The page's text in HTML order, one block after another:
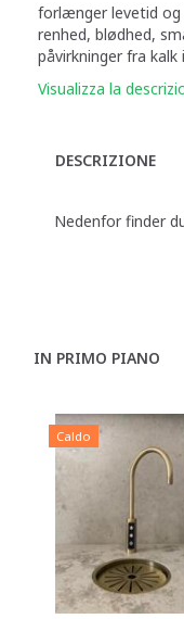
forlænger levetid og
renhed, blødhed,
påvirkninger fra kalk
Visualizza la
DESCRIZIONE
Nedenfor finder
IN PRIMO PIANO
Caldo